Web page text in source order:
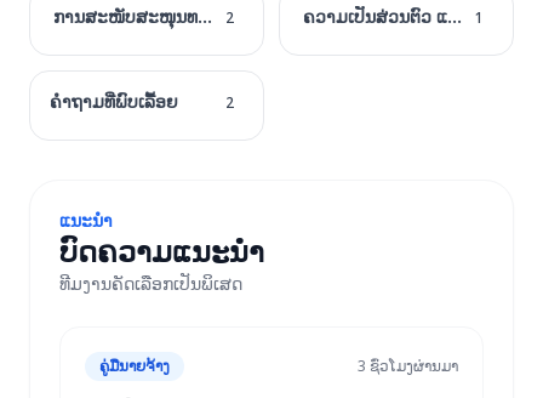
ການສະໜັບສະໜຸນທາງເທກນິກ
2 ຄວາມເປັນສ່ວນຕົວ ແລະ ຄວາມປ
1
ຄຳຖາມທີ່ພົບເລື້ອຍ 2
ແນະນຳ
ບົດຄວາມແນະນຳ
ທີມງານຄັດເລືອກເປັນພິເສດ
ຄູ່ມືນາຍຈ້າງ 3 ຊົ່ວໂມງຜ່ານມາ